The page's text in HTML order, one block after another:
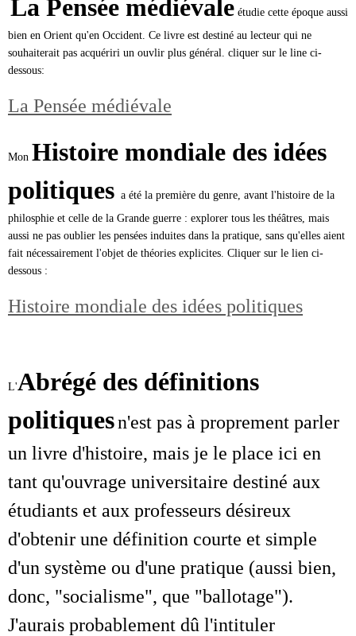
La Pensée médiévale étudie cette époque aussi
bien en Orient qu'en Occident. Ce livre est destiné au lecteur qui ne
souhaiterait pas acquériri un ouvlir plus général. cliquer sur le line ci-
dessous:
La Pensée médiévale
Mon Histoire mondiale des idées
politiques a été la première du genre, avant l'histoire de la
philosphie et celle de la Grande guerre : explorer tous les théâtres, mais
aussi ne pas oublier les pensées induites dans la pratique, sans qu'elles aient
fait nécessairement l'objet de théories explicites. Cliquer sur le lien ci-
dessous :
Histoire mondiale des idées politiques
L'Abrégé des définitions
politiquesn'est pas à proprement parler
un livre d'histoire, mais je le place ici en
tant qu'ouvrage universitaire destiné aux
étudiants et aux professeurs désireux
d'obtenir une définition courte et simple
d'un système ou d'une pratique (aussi bien,
donc, "socialisme", que "ballotage").
J'aurais probablement dû l'intituler